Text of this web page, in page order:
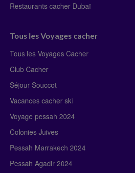
Restaurants cacher Dubaï
Tous les Voyages cacher
Tous les Voyages Cacher
Club Cacher
Séjour Souccot
Vacances cacher ski
Voyage pessah 2024
Colonies Juives
Pessah Marrakech 2024
Pessah Agadir 2024